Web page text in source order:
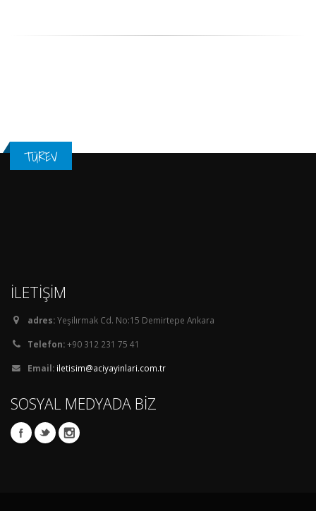
TÜREV
İLETİŞİM
adres:Yeşilırmak Cd. No:15 Demirtepe Ankara
Telefon:+90 312 231 75 41
Email: iletisim@aciyayinlari.com.tr
SOSYAL MEDYADA BİZ